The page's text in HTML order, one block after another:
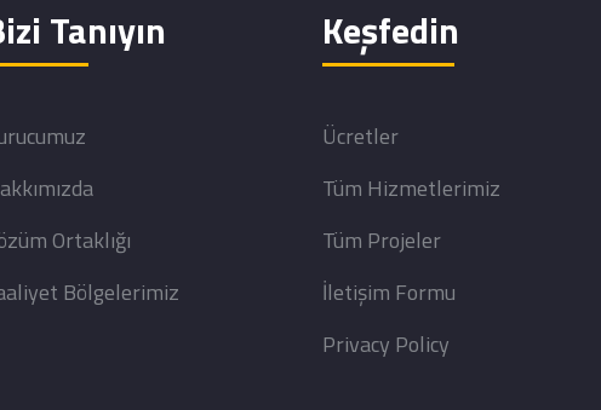
Tanıyın
Ortaklığı
Bölgelerimiz
Keşfedin
Ücretler
Tüm Hizmetlerimiz
Tüm Projeler
İletişim Formu
Privacy Policy